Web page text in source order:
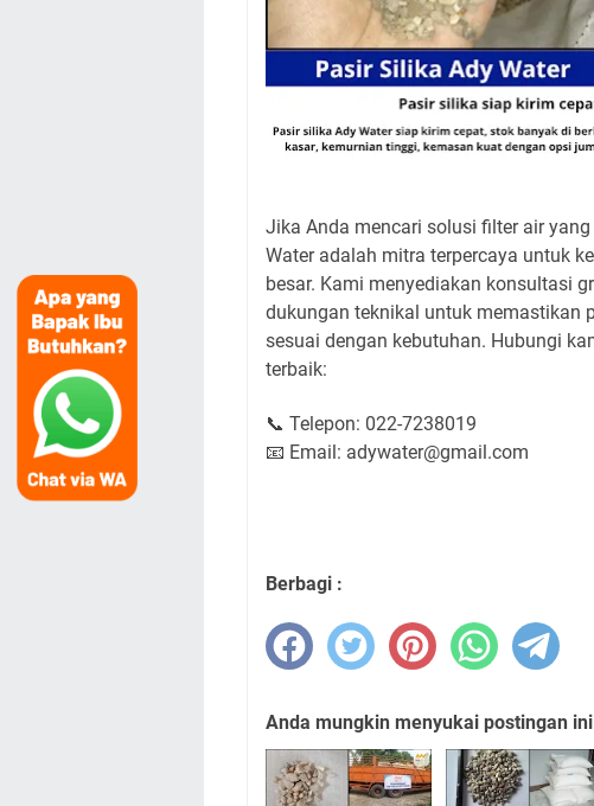
Jika Anda mencari solusi filter air
Water adalah mitra terpercaya untuk
besar. Kami menyediakan konsultasi
dukungan teknikal untuk memastikan
sesuai dengan kebutuhan. Hubungi
terbaik:
📞 Telepon: 022-7238019
📧 Email: adywater@gmail.com
Berbagi :
Anda mungkin menyukai postingan